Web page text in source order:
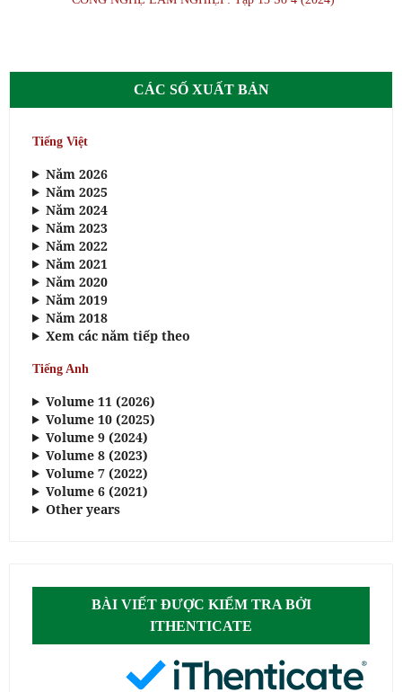
CÁC SỐ XUẤT BẢN
Tiếng Việt
Năm 2026
Năm 2025
Năm 2024
Năm 2023
Năm 2022
Năm 2021
Năm 2020
Năm 2019
Năm 2018
Xem các năm tiếp theo
Tiếng Anh
Volume 11 (2026)
Volume 10 (2025)
Volume 9 (2024)
Volume 8 (2023)
Volume 7 (2022)
Volume 6 (2021)
Other years
BÀI VIẾT ĐƯỢC KIỂM TRA BỞI
ITHENTICATE